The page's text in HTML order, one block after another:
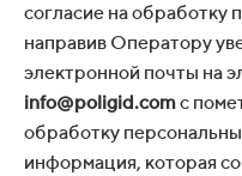
согласие на обработку
направив Оператору
электронной почты на
info@poligid.comс
обработку
информация, которая